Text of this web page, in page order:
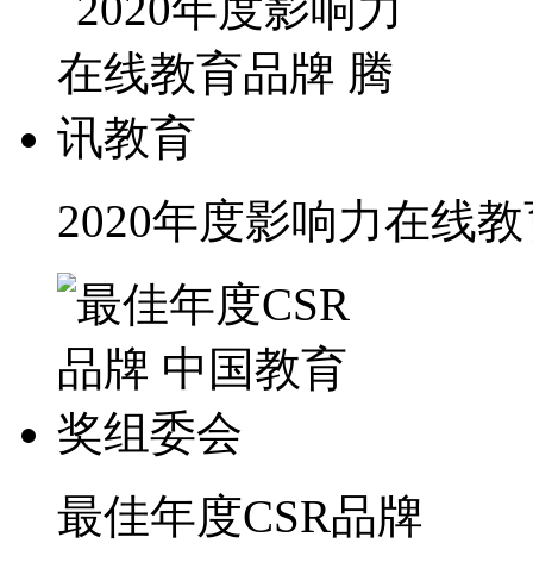
2020年度影响力在线
最佳年度CSR品牌